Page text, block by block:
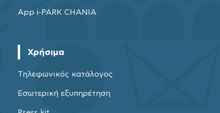
App i-PARK CHANIA
Χρήσιμα
Τηλεφωνικός κατάλογος
Εσωτερική εξυπηρέτηση